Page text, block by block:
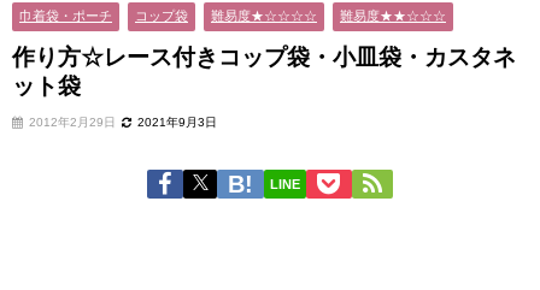
巾着袋・ポーチ コップ袋 難易度★☆☆☆☆ 難易度★★☆☆☆
作り方☆レース付きコップ袋・小皿袋・カスタネ
ット袋
2012年2月29日 2021年9月3日
LINE